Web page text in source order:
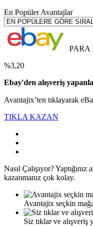
En Popüler Avantajlar
PARA
%3,20
Ebay'den alışveriş
Avantajix’ten tıklayarak
TIKLA KAZAN
Nasıl Çalışıyor?Yaptığınız
kazanmanız çok kolay.
Avantajix seçkin
Siz tıklar ve alışveriş